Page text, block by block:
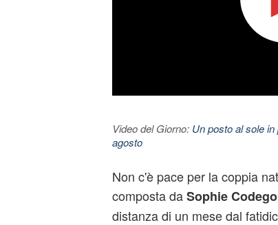
Video del Giorno: Un posto al sole
agosto
Non c'è pace per la coppia
composta daSophie
distanza di un mese dal